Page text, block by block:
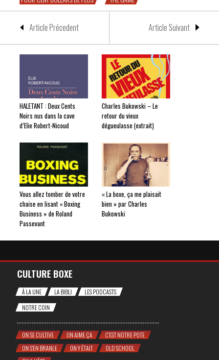
Article Précedent Article Suivant
HALETANT : Deux Cents
Noirs nus dans la cave
d’Elie Robert-Nicoud
Charles Bukowski – Le
retour du vieux
dégueulasse (extrait)
Vous allez tomber de votre
chaise en lisant « Boxing
Business » de Roland
Passevant
« La boxe, ça me plaisait
bien » par Charles
Bukowski
CULTURE BOXE
À LA UNE LA BIBLI
LES PODCASTS
NOTRE COIN
ON SE CULTIVE ON AIME ÇA
C'EST NOTRE POTE
ON S'EN BRANLE
ON Y ÉTAIT
OLD SCHOOL